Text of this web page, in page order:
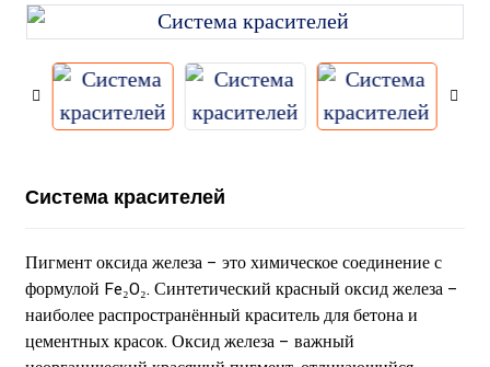
Система красителей
Пигмент оксида железа – это химическое соединение с
формулой Fe₂O₂. Синтетический красный оксид железа –
наиболее распространённый краситель для бетона и
цементных красок. Оксид железа – важный